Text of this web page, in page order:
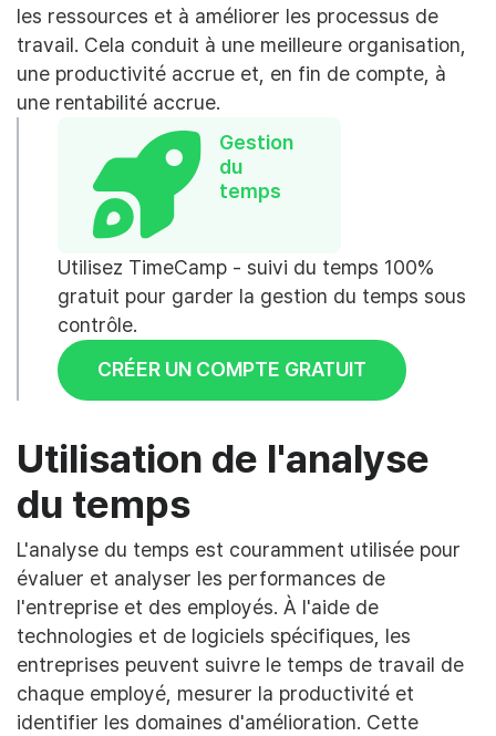
les ressources et à améliorer les processus de
travail. Cela conduit à une meilleure organisation,
une productivité accrue et, en fin de compte, à
une rentabilité accrue.
Gestion
du
temps
Utilisez TimeCamp - suivi du temps 100%
gratuit pour garder la gestion du temps sous
contrôle.
CRÉER UN COMPTE GRATUIT
Utilisation de l'analyse
du temps
L'analyse du temps est couramment utilisée pour
évaluer et analyser les performances de
l'entreprise et des employés. À l'aide de
technologies et de logiciels spécifiques, les
entreprises peuvent suivre le temps de travail de
chaque employé, mesurer la productivité et
identifier les domaines d'amélioration. Cette